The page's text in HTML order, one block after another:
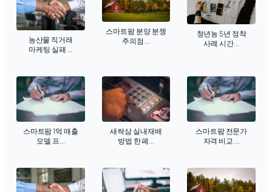
농산물 직거래
마케팅 실패 ...
스마트팜 분양 분쟁
주의점 ...
청년농 5년 정착
사례 시간...
스마트팜 1억 매출
모델 프...
새싹삼 실내재배
방법 한 페...
스마트팜 전문가
자격 비교 ...